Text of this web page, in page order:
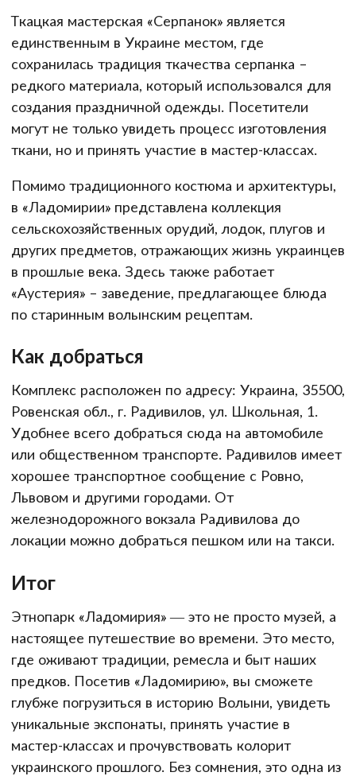
Ткацкая мастерская «Серпанок» является
единственным в Украине местом, где
сохранилась традиция ткачества серпанка –
редкого материала, который использовался для
создания праздничной одежды. Посетители
могут не только увидеть процесс изготовления
ткани, но и принять участие в мастер-классах.
Помимо традиционного костюма и архитектуры,
в «Ладомирии» представлена коллекция
сельскохозяйственных орудий, лодок, плугов и
других предметов, отражающих жизнь украинцев
в прошлые века. Здесь также работает
«Аустерия» – заведение, предлагающее блюда
по старинным волынским рецептам.
Как добраться
Комплекс расположен по адресу: Украина, 35500,
Ровенская обл., г. Радивилов, ул. Школьная, 1.
Удобнее всего добраться сюда на автомобиле
или общественном транспорте. Радивилов имеет
хорошее транспортное сообщение с Ровно,
Львовом и другими городами. От
железнодорожного вокзала Радивилова до
локации можно добраться пешком или на такси.
Итог
Этнопарк «Ладомирия» — это не просто музей, а
настоящее путешествие во времени. Это место,
где оживают традиции, ремесла и быт наших
предков. Посетив «Ладомирию», вы сможете
глубже погрузиться в историю Волыни, увидеть
уникальные экспонаты, принять участие в
мастер-классах и прочувствовать колорит
украинского прошлого. Без сомнения, это одна из